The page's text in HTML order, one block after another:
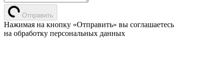
Отправить
Нажимая на кнопку «Отправить» вы соглашаетесь
на обработку персональных данных